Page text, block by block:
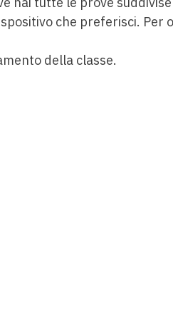
che preferisci.
della classe.